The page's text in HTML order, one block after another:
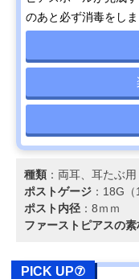
のあと必ず消毒をしま
種類 ：両耳、耳たぶ用
ポストゲージ ：18G（
ポスト内径 ：8ｍｍ
ファーストピアスの素
PICK UP⑦